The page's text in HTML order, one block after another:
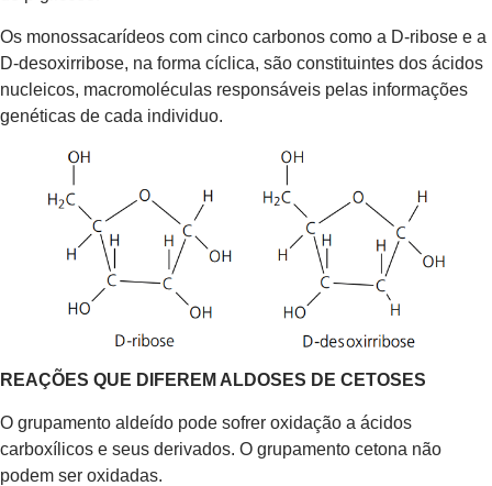
Os monossacarídeos com cinco carbonos como a D-ribose e a
D-desoxirribose, na forma cíclica, são constituintes dos ácidos
nucleicos, macromoléculas responsáveis pelas informações
genéticas de cada individuo.
REAÇÕES QUE DIFEREM ALDOSES DE CETOSES
O grupamento aldeído pode sofrer oxidação a ácidos
carboxílicos e seus derivados. O grupamento cetona não
podem ser oxidadas.